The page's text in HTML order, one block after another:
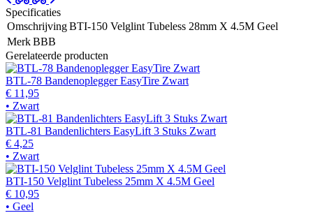
Specificaties
OmschrijvingBTI-150 Velglint Tubeless 28mm X 4.5M Geel
MerkBBB
Gerelateerde producten
BTL-78 Bandenoplegger EasyTire Zwart
€ 11,95
• Zwart
BTL-81 Bandenlichters EasyLift 3 Stuks Zwart
€ 4,25
• Zwart
BTI-150 Velglint Tubeless 25mm X 4.5M Geel
€ 10,95
• Geel